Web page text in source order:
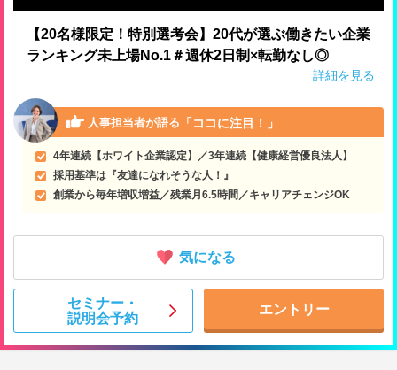
【20名様限定！特別選考会】20代が選ぶ働きたい企業
ランキング未上場No.1＃週休2日制×転勤なし◎
詳細を見る
人事担当者が語る 「ココに注目！」
4年連続【ホワイト企業認定】／3年連続【健康経営優良法人】
採用基準は『友達になれそうな人！』
創業から毎年増収増益／残業月6.5時間／キャリアチェンジOK
気になる
セミナー・
説明会予約
エントリー